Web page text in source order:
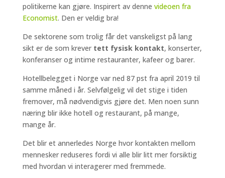
politikerne kan gjøre. Inspirert av denne videoen fra
Economist. Den er veldig bra!
De sektorene som trolig får det vanskeligst på lang
sikt er de som krevertett fysisk kontakt, konserter,
konferanser og intime restauranter, kafeer og barer.
Hotellbelegget i Norge var ned 87 pst fra april 2019 til
samme måned i år. Selvfølgelig vil det stige i tiden
fremover, må nødvendigvis gjøre det. Men noen sunn
næring blir ikke hotell og restaurant, på mange,
mange år.
Det blir et annerledes Norge hvor kontakten mellom
mennesker reduseres fordi vi alle blir litt mer forsiktig
med hvordan vi interagerer med fremmede.